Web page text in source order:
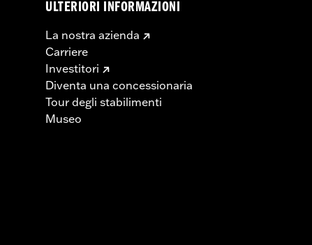
ULTERIORI INFORMAZIONI
La nostra azienda
Carriere
Investitori
Diventa una concessionaria
Tour degli stabilimenti
Museo